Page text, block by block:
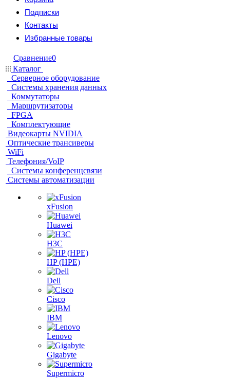
Подписки
Контакты
Избранные товары
Сравнение0
Каталог
Серверное оборудование
Системы хранения данных
Коммутаторы
Маршрутизаторы
FPGA
Комплектующие
Видеокарты NVIDIA
Оптические трансиверы
WiFi
Телефония/VoIP
Системы конференцсвязи
Системы автоматизации
xFusion
Huawei
H3C
HP (HPE)
Dell
Cisco
IBM
Lenovo
Gigabyte
Supermicro